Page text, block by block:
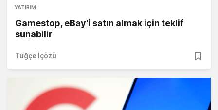
YATIRIM
Gamestop, eBay'i satın almak için teklif
sunabilir
Tuğçe İçözü